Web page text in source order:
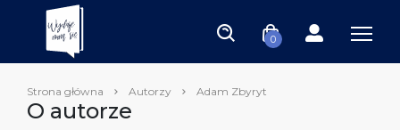
0
Strona główna Autorzy Adam Zbyryt
O autorze